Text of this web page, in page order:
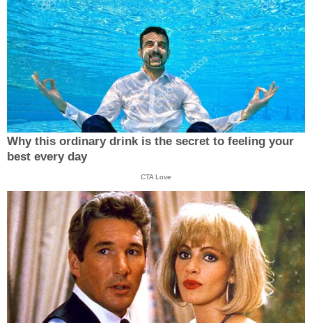
Why this ordinary drink is the secret to feeling your
best every day
CTA Love